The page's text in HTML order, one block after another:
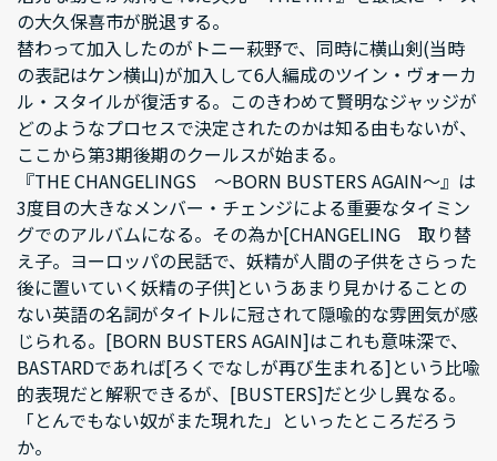
の大久保喜市が脱退する。
替わって加入したのがトニー萩野で、同時に横山剣(当時
の表記はケン横山)が加入して6人編成のツイン・ヴォーカ
ル・スタイルが復活する。このきわめて賢明なジャッジが
どのようなプロセスで決定されたのかは知る由もないが、
ここから第3期後期のクールスが始まる。
『THE CHANGELINGS ～BORN BUSTERS AGAIN～』は
3度目の大きなメンバー・チェンジによる重要なタイミン
グでのアルバムになる。その為か[CHANGELING 取り替
え子。ヨーロッパの民話で、妖精が人間の子供をさらった
後に置いていく妖精の子供]というあまり見かけることの
ない英語の名詞がタイトルに冠されて隠喩的な雰囲気が感
じられる。[BORN BUSTERS AGAIN]はこれも意味深で、
BASTARDであれば[ろくでなしが再び生まれる]という比喩
的表現だと解釈できるが、[BUSTERS]だと少し異なる。
「とんでもない奴がまた現れた」といったところだろう
か。